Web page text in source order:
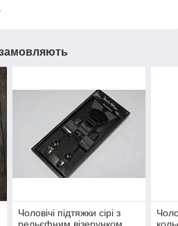
Чоловічі підтяжки сірі з